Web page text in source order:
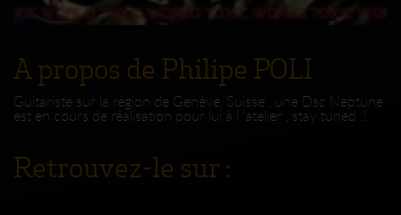
A propos de Philipe POLI
Guitariste sur la région de Genève, Suisse , une Dsc Neptune
est en cours de réalisation pour lui à l 'atelier , stay tuned :!
Retrouvez-le sur :